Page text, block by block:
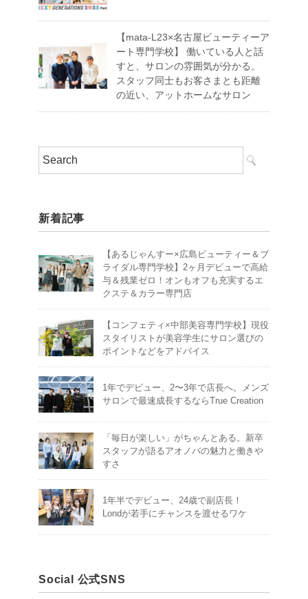
【mata-L23×名古屋ビューティーア
ート専門学校】 働いている人と話
すと、サロンの雰囲気が分かる。
スタッフ同士もお客さまとも距離
の近い、アットホームなサロン
新着記事
【あるじゃんすー×広島ビューティー＆ブ
ライダル専門学校】2ヶ月デビューで高給
与＆残業ゼロ！オンもオフも充実するエ
クステ＆カラー専門店
【コンフェティ×中部美容専門学校】現役
スタイリストが美容学生にサロン選びの
ポイントなどをアドバイス
1年でデビュー、2〜3年で店長へ。メンズ
サロンで最速成長するならTrue Creation
「毎日が楽しい」がちゃんとある。新卒
スタッフが語るアオノバの魅力と働きや
すさ
1年半でデビュー、24歳で副店長！
Londが若手にチャンスを渡せるワケ
Social 公式SNS